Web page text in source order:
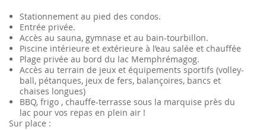
Stationnement au pied des condos.
Entrée privée.
Accès au sauna, gymnase et au bain-tourbillon.
Piscine intérieure et extérieure à l’eau salée et chauffée
Plage privée au bord du lac Memphrémagog.
Accès au terrain de jeux et équipements sportifs (volley-
ball, pétanques, jeux de fers, balançoires, bancs et
chaises longues)
BBQ, frigo , chauffe-terrasse sous la marquise près du
lac pour vos repas en plein air !
Sur place :